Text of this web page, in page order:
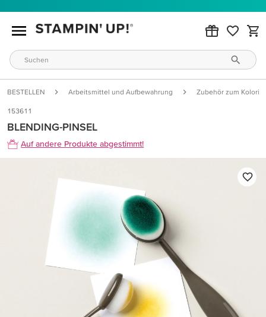
BESTELLEN Arbeitsmittel und Aufbewahrung Zubehör zum
153611
BLENDING-PINSEL
Auf andere Produkte abgestimmt!